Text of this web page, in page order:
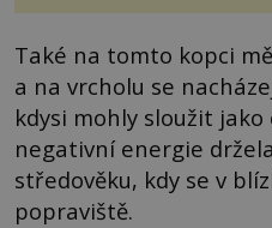
Také na tomto kopci
a na vrcholu se
kdysi mohly sloužit jako
negativní energie
středověku, kdy se v
popraviště.